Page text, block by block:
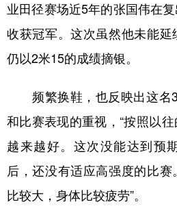
山东 河南
广东 广西
四川 贵州
陕西 甘肃
新疆 内蒙古
多语种频道
English Español
业田径赛场近5年的张国伟在
收获冠军。这次虽然他未能延
仍以2米15的成绩摘银。
频繁换鞋，也反映出这名
和比赛表现的重视，“按照以
越来越好。这次没能达到预
后，还没有适应高强度的比
比较大，身体比较疲劳”。